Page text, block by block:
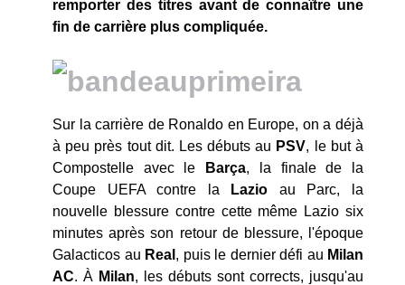
remporter des titres avant de connaître une
fin de carrière plus compliquée.
Sur la carrière de Ronaldo en Europe, on a déjà
à peu près tout dit. Les débuts au PSV, le but à
Compostelle avec le
Barça, la finale de la
Coupe UEFA contre la
Lazio au Parc, la
nouvelle blessure contre cette même Lazio six
minutes après son retour de blessure, l'époque
Galacticos au Real , puis le dernier défi au Milan
AC. À Milan, les débuts sont corrects, jusqu'au